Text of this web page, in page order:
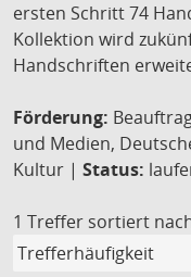
ersten Schritt 74
Kollektion wird
Handschriften
Förderung:
und Medien,
Kultur | Status:
1 Treffer sortiert